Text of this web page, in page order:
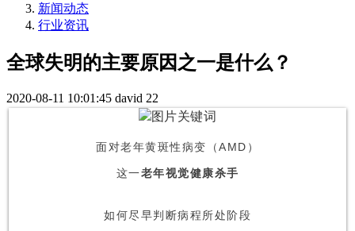
新闻动态
行业资讯
全球失明的主要原因之一是什么？
2020-08-11 10:01:45 david 22
面对老年黄斑性病变（AMD）
这一老年视觉健康杀手
如何尽早判断病程所处阶段